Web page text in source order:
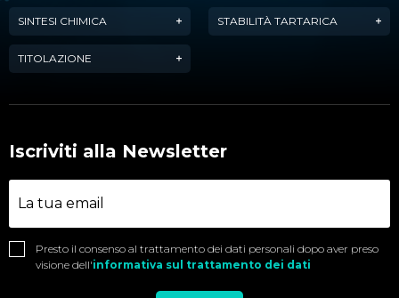
SINTESI CHIMICA STABILITÀ TARTARICA
TITOLAZIONE
Iscriviti alla Newsletter
Presto il consenso al trattamento dei dati personali dopo aver preso
visione dell'informativa sul trattamento dei dati